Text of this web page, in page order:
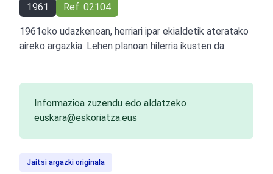
1961 Ref: 02104
1961eko udazkenean, herriari ipar ekialdetik ateratako
aireko argazkia. Lehen planoan hilerria ikusten da.
Informazioa zuzendu edo aldatzeko
euskara@eskoriatza.eus
Jaitsi argazki originala